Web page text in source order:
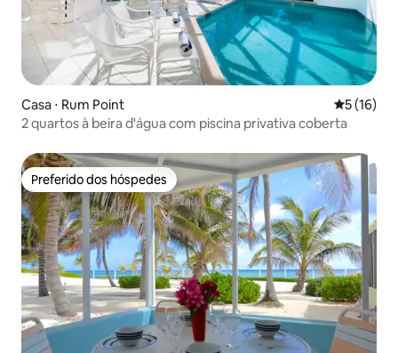
Casa ⋅ Rum Point 5 de uma
5 (16)
2 quartos à beira d'água com piscina privativa coberta
Preferido dos hóspedes
Preferido dos hóspedes